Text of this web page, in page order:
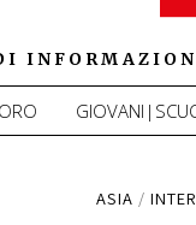
ASIA /